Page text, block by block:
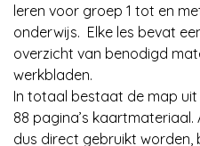
leren voor groep 1 tot en
onderwijs. Elke les bevat
overzicht van benodigd
werkbladen.
In totaal bestaat de map uit
88 pagina’s kaartmateriaal.
dus direct gebruikt worden,